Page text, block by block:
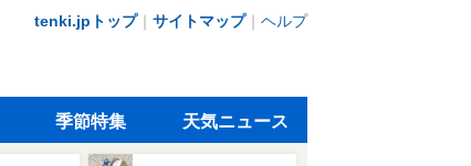
tenki.jpトップ｜ サイトマップ｜ ヘルプ
季節特集 天気ニュース